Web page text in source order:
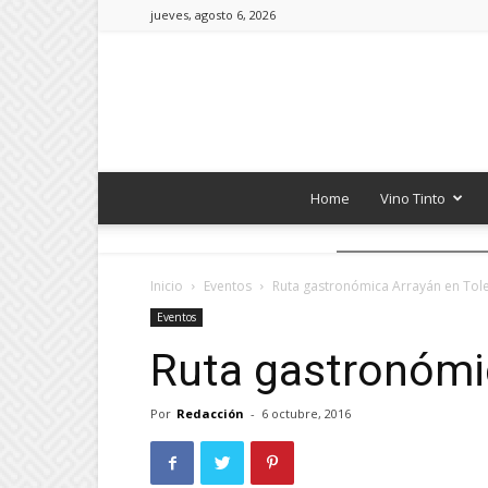
jueves, agosto 6, 2026
Home Vino Tinto
Inicio Eventos Ruta gastronómica Arrayán en
Eventos
Ruta
Por Redacción - 6 octubre, 2016